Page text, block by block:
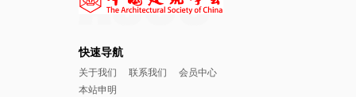
快速导航
关于我们 联系我们
会员中心
本站申明